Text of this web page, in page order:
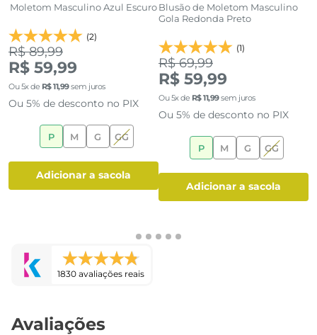
Moletom Masculino Azul Escuro
(2)
R$ 89,99
R$ 59,99
Ou5x de R$11,99sem juros
Ou 5% de desconto no PIX
P M G GG
adicionar a sacola
Blusão de Moletom Masculino
Gola Redonda Preto
(1)
R$ 69,99
R$ 59,99
Ou5x de R$11,99sem juros
Ou 5% de desconto no PIX
P M G GG
adicionar a sacola
1830 avaliações reais
Avaliações